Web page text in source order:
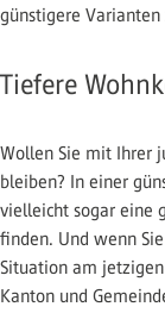
günstigere Varianten
Tiefere
Wollen Sie mit Ihrer
bleiben? In einer
vielleicht sogar eine
finden. Und wenn
Situation am
Kanton und